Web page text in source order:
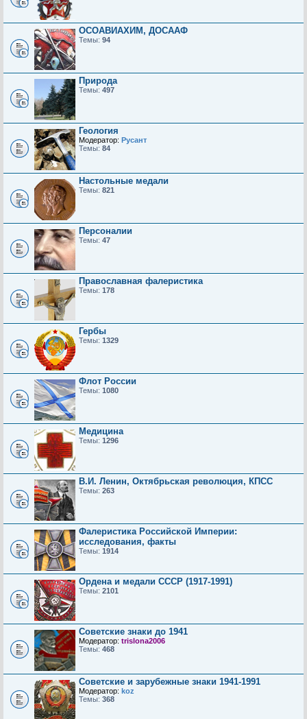
ОСОАВИАХИМ, ДОСААФ
Темы: 94
Природа
Темы: 497
Геология
Модератор: Русант
Темы: 84
Настольные медали
Темы: 821
Персоналии
Темы: 47
Православная фалеристика
Темы: 178
Гербы
Темы: 1329
Флот России
Темы: 1080
Медицина
Темы: 1296
В.И. Ленин, Октябрьская революция, КПСС
Темы: 263
Фалеристика Российской Империи:
исследования, факты
Темы: 1914
Ордена и медали СССР (1917-1991)
Темы: 2101
Советские знаки до 1941
Модератор: trislona2006
Темы: 468
Советские и зарубежные знаки 1941-1991
Модератор: koz
Темы: 368